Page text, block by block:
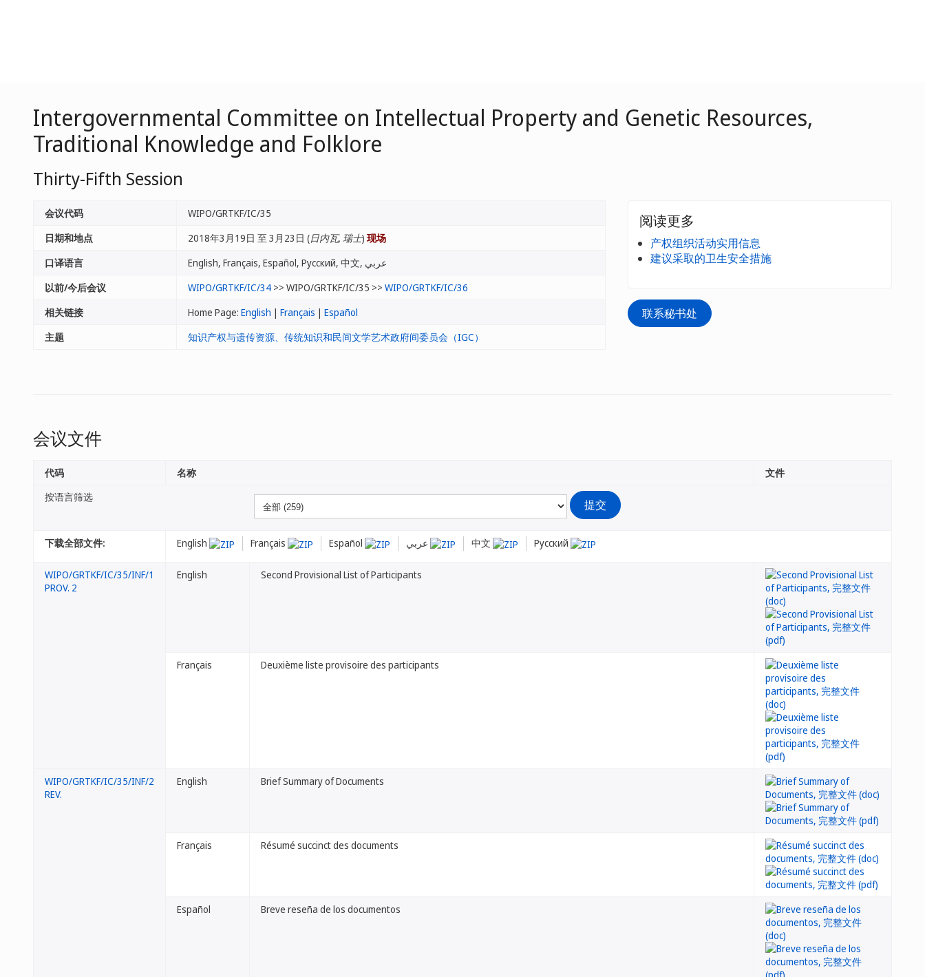
Intergovernmental Committee on Intellectual Property and Genetic Resources,
Traditional Knowledge and Folklore
Thirty-Fifth Session
会议代码
WIPO/GRTKF/IC/35
日期和地点
2018年3月19日 至 3月23日 (日内瓦, 瑞士) 现场
口译语言
English, Français, Español, Русский, 中文, عربي
以前/今后会议
WIPO/GRTKF/IC/34 >> WIPO/GRTKF/IC/35 >> WIPO/GRTKF/IC/36
相关链接
Home Page: English | Français | Español
主题
知识产权与遗传资源、传统知识和民间文学艺术政府间委员会（IGC）
阅读更多
产权组织活动实用信息
建议采取的卫生安全措施
联系秘书处
会议文件
按语言筛选
下载全部文件: English Français Español 中文 Русский
代码 名称 文件
WIPO/GRTKF/IC/35/INF/1
PROV. 2
English Second Provisional List of Participants
Français Deuxième liste provisoire des participants
WIPO/GRTKF/IC/35/INF/2
REV.
English Brief Summary of Documents
Français Résumé succinct des documents
Español Breve reseña de los documentos